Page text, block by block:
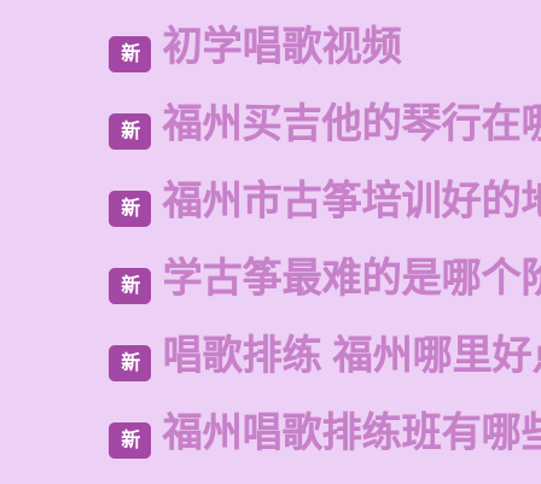
新 初学唱歌视频
新 福州买吉他的琴行在
新 福州市古筝培训好的
新 学古筝最难的是哪个
新 唱歌排练 福州哪里好
新 福州唱歌排练班有哪